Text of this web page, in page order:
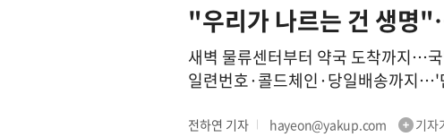
"우리가 나르는 건 생명
새벽 물류센터부터 약국 도착까지…
일련번호·콜드체인·당일배송까지…'
전하연 기자 hayeon@yakup.com 기자